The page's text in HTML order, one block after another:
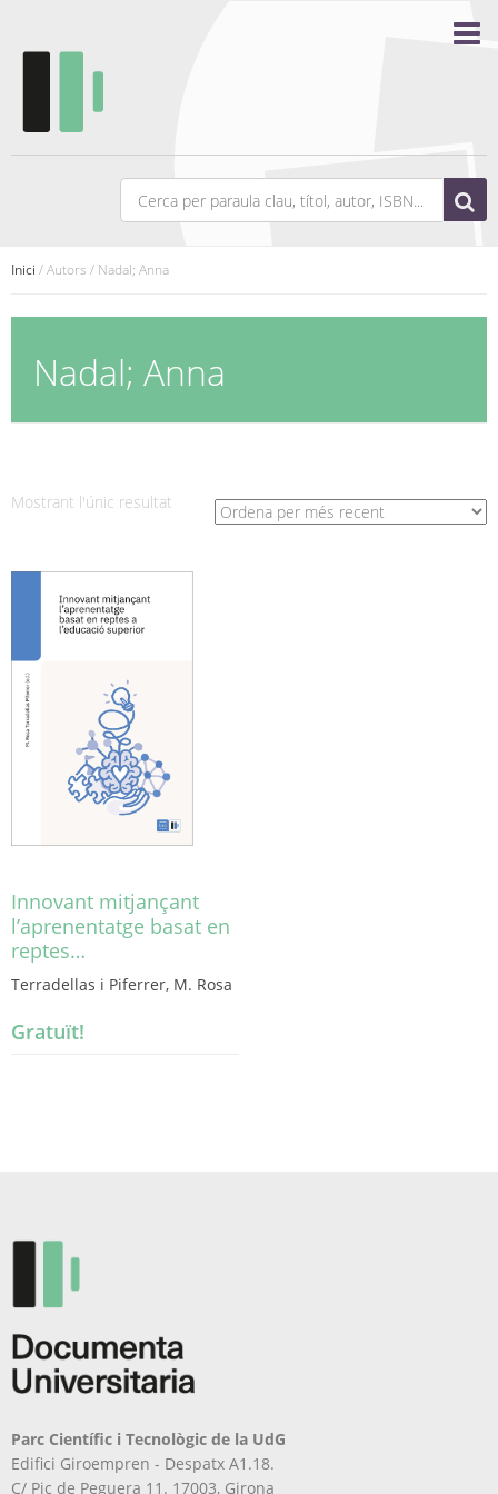
Inici / Autors / Nadal; Anna
Nadal; Anna
Mostrant l'únic resultat
Innovant mitjançant
l’aprenentatge basat en
reptes…
Terradellas i Piferrer, M. Rosa
Gratuït!
Parc Científic i Tecnològic de la UdG
Edifici Giroempren - Despatx A1.18.
C/ Pic de Peguera 11. 17003, Girona